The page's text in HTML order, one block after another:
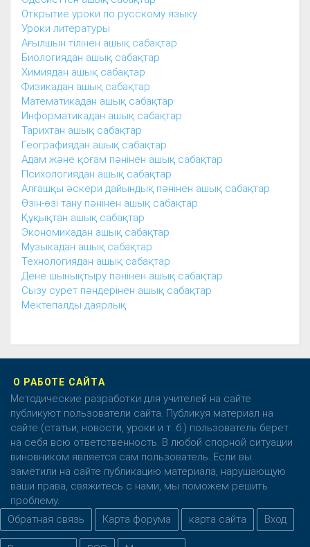
Открытие уроки по русскому языку
Уроки литературы
Ағылшын тілінен ашық сабақтар
Биологиядан ашық сабақтар
Химиядан ашық сабақтар
Физикадан ашық сабақтар
Математикадан ашық сабақтар
Информатикадан ашық сабақтар
Тарихтан ашық сабақтар
Географиядан ашық сабақтар
Адам және қоғам пәнінен ашық сабақтар
Психологиядан ашық сабақтар
Алғашқы әскери дайындық пәнінен ашық сабақтар
Өзін-өзі тану пәнінен ашық сабақтар
Құқықтан ашық сабақтар
Экономикадан ашық сабақтар
Музыкадан ашық сабақтар
Технологиядан ашық сабақтар
Дене шынықтыру пәнінен ашық сабақтар
Сызу сурет пәндерінен ашық сабақтар
Мектепалды даярлық
О РАБОТЕ САЙТА
Методические разработки для учителей на сайте
публикуют пользователи сайта. Публикуя материал на
сайте (статьи, новости, уроки и т. б.) пользователь берет
на себя всю ответственность. В любой спорной ситуации
виновником является сам пользователь. Если вы
заметили на сайте публикацию материала, нарушающую
ваши права, свяжитесь с нами, мы поможем решить
проблему.
Обратная связь
Карта форума карта сайта Вход